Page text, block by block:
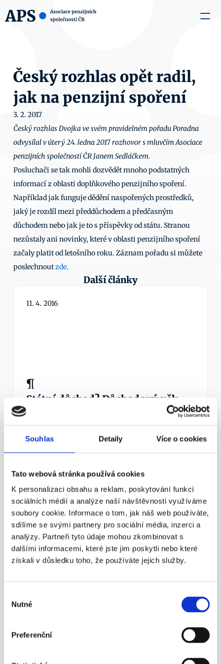
Souhlas Detaily Více o cookies
Tato webová stránka používá cookies
K personalizaci obsahu a reklam, poskytování funkcí
sociálních médií a analýze naší návštěvnosti využíváme
soubory cookie. Informace o tom, jak náš web používáte,
sdílíme se svými partnery pro sociální média, inzerci a
analýzy. Partneři tyto údaje mohou zkombinovat s
dalšími informacemi, které jste jim poskytli nebo které
získali v důsledku toho, že používáte jejich služby.
souhlasu
Nutné
Preferenční
Český rozhlas opět radil,
jak na penzijní spoření
3. 2. 2017
Český rozhlas Dvojka ve svém pravidelném pořadu Poradna
odvysílal v úterý 24. ledna 2017 rozhovor s mluvčím Asociace
penzijních společností ČR Janem Sedláčkem.
Posluchači se tak mohli dozvědět mnoho podstatných
informací z oblasti doplňkového penzijního spoření.
Například jak funguje dědění naspořených prostředků,
jaký je rozdíl mezi předdůchodem a předčasným
důchodem nebo jak je to s příspěvky od státu. Stranou
nezůstaly ani novinky, které v oblasti penzijního spoření
začaly platit od letošního roku. Záznam pořadu si můžete
poslechnout zde.
Další články
11. 4. 2016
¶
Státní důchod? Důchodový věk
nestačí!
zároveň dvě penzijní smlouvy.
Více info
23. 4. 2016
konference APS ČR
Nezapomínejme ani na novinku – možnost mít
Více info